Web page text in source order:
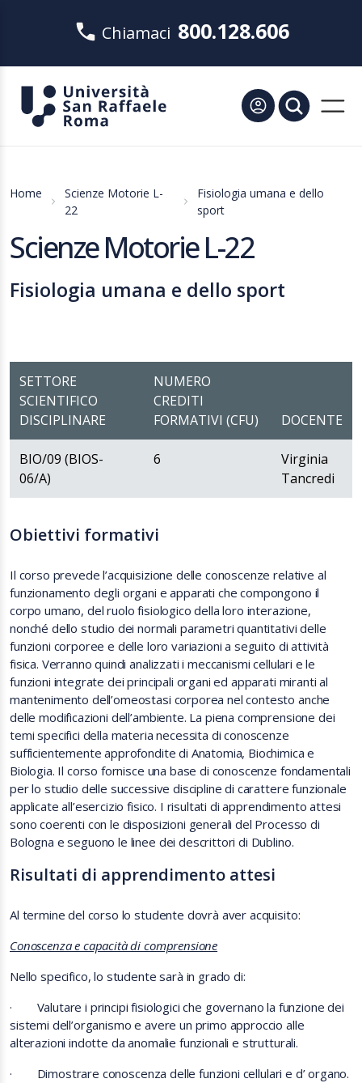
Chiamaci 800.128.606
Home
Scienze Motorie L-
22
Fisiologia umana e dello
sport
Scienze Motorie L-22
Fisiologia umana e dello sport
SETTORE
SCIENTIFICO
DISCIPLINARE
NUMERO
CREDITI
FORMATIVI (CFU)
DOCENTE
BIO/09 (BIOS-
06/A)
6
Virginia
Tancredi
Obiettivi formativi
Il corso prevede l’acquisizione delle conoscenze relative al
funzionamento degli organi e apparati che compongono il
corpo umano, del ruolo fisiologico della loro interazione,
nonché dello studio dei normali parametri quantitativi delle
funzioni corporee e delle loro variazioni a seguito di attività
fisica. Verranno quindi analizzati i meccanismi cellulari e le
funzioni integrate dei principali organi ed apparati miranti al
mantenimento dell’omeostasi corporea nel contesto anche
delle modificazioni dell’ambiente. La piena comprensione dei
temi specifici della materia necessita di conoscenze
sufficientemente approfondite di Anatomia, Biochimica e
Biologia. Il corso fornisce una base di conoscenze fondamentali
per lo studio delle successive discipline di carattere funzionale
applicate all’esercizio fisico. I risultati di apprendimento attesi
sono coerenti con le disposizioni generali del Processo di
Bologna e seguono le linee dei descrittori di Dublino.
Risultati di apprendimento attesi
Al termine del corso lo studente dovrà aver acquisito:
Conoscenza e capacità di comprensione
Nello specifico, lo studente sarà in grado di:
·
Valutare i principi fisiologici che governano la funzione dei
sistemi dell’organismo e avere un primo approccio alle
alterazioni indotte da anomalie funzionali e strutturali.
·
Dimostrare conoscenza delle funzioni cellulari e d’ organo.